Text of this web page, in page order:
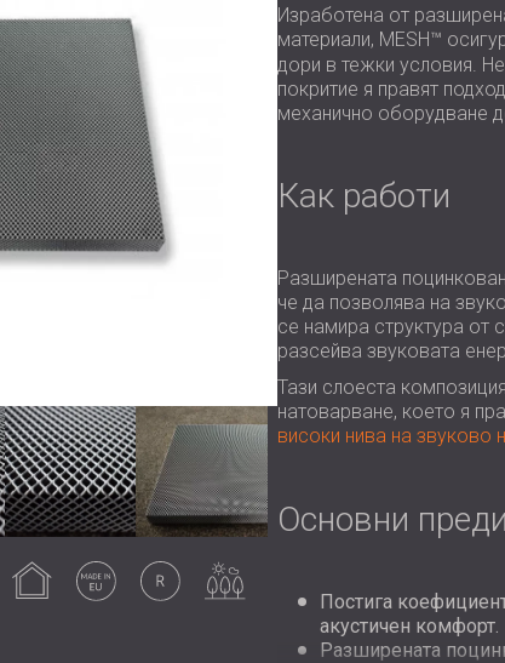
употреба
в EU
продукт
употреба
Изработена от
материали, MESH™
дори в тежки условия.
покритие я правят
механично оборудване
Как работи
Разширената
че да позволява на
се намира структура от
разсейва звуковата
Тази слоеста
натоварване, което я
високи нива на звуково
Основни
Постига
акустичен комфорт.
Разширената